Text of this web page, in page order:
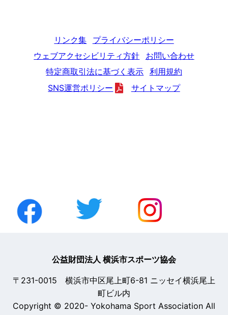
リンク集
プライバシーポリシー
ウェブアクセシビリティ方針
お問い合わせ
特定商取引法に基づく表示 利用規約
SNS運営ポリシー
サイトマップ
公益財団法人 横浜市スポーツ協会
〒231-0015 横浜市中区尾上町6-81 ニッセイ横浜尾上
町ビル内
Copyright © 2020- Yokohama Sport Association All